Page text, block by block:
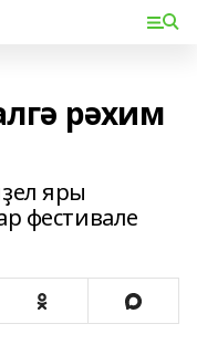
рәхим
яры
фестивале